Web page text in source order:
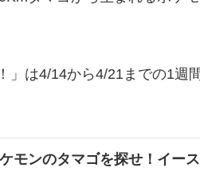
」は4/14から4/21までの1週
モンのタマゴを探せ！イー